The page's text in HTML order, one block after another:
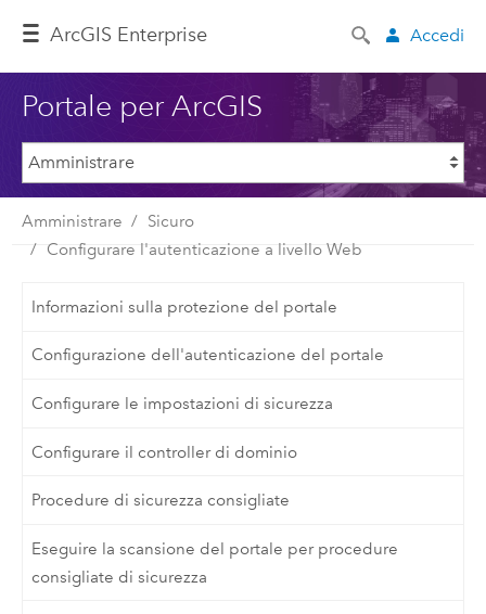
ArcGIS Enterprise Accedi
Portale per ArcGIS
Amministrare
Sicuro
Configurare l'autenticazione a livello Web
Informazioni sulla protezione del portale
Configurazione dell'autenticazione del portale
Configurare le impostazioni di sicurezza
Configurare il controller di dominio
Procedure di sicurezza consigliate
Eseguire la scansione del portale per procedure
consigliate di sicurezza